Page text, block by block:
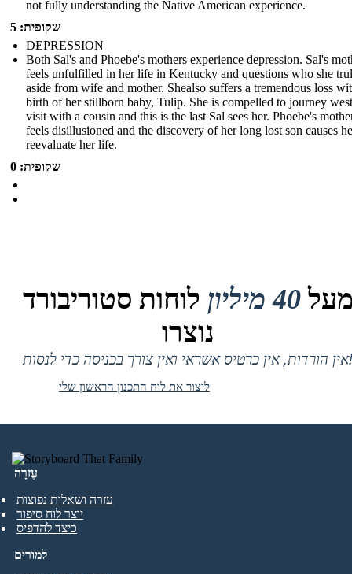
not fully understanding the Native American experience.
שקופית: 5
DEPRESSION
Both Sal's and Phoebe's mothers experience depression. Sal's
feels unfulfilled in her life in Kentucky and questions who she
aside from wife and mother. Shealso suffers a tremendous loss
birth of her stillborn baby, Tulip. She is compelled to journey
visit with a cousin and this is the last Sal sees her. Phoebe's
feels disillusioned and the discovery of her long lost son causes
reevaluate her life.
שקופית: 0
40 מיליון
לוחות סטוריבורד
נוצרו
אין הורדות, אין כרטיס אשראי ואין צורך בכניסה כדי לנסות!
ליצור את לוח התכנון הראשון שלי
עֶזרָה
עזרה ושאלות נפוצות
יוצר לוח סיפור
כיצד להדפיס
למורים